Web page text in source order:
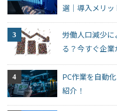
選｜導入メリ
労働人口減少
る？今すぐ企
PC作業を自動
紹介！